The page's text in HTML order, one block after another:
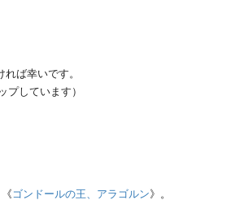
ば幸いです。
しています）
ゴンドールの王、アラゴルン》。